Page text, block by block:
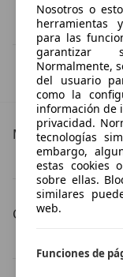
IVA deducible
Esta información la
Más detalles
Mercedes-Benz
Carrocería
Nosotros o
herramientas
para las
garantizar
Normalmente,
del usuario
como la
información de
privacidad.
tecnologías
embargo,
estas cookies
sobre ellas.
similares
web.
Funciones de